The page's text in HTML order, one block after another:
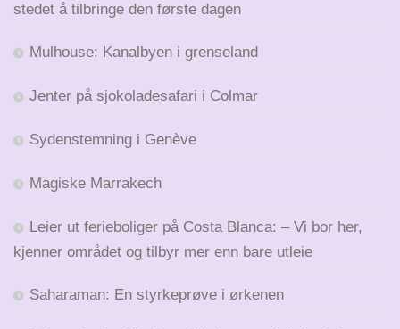
stedet å tilbringe den første dagen
Mulhouse: Kanalbyen i grenseland
Jenter på sjokoladesafari i Colmar
Sydenstemning i Genève
Magiske Marrakech
Leier ut ferieboliger på Costa Blanca: – Vi bor her,
kjenner området og tilbyr mer enn bare utleie
Saharaman: En styrkeprøve i ørkenen